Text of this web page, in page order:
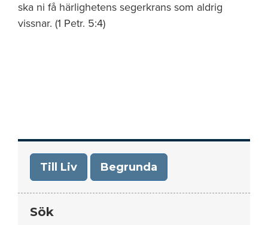
ska ni få härlighetens segerkrans som aldrig
vissnar. (1 Petr. 5:4)
Till Liv Begrunda
Sök